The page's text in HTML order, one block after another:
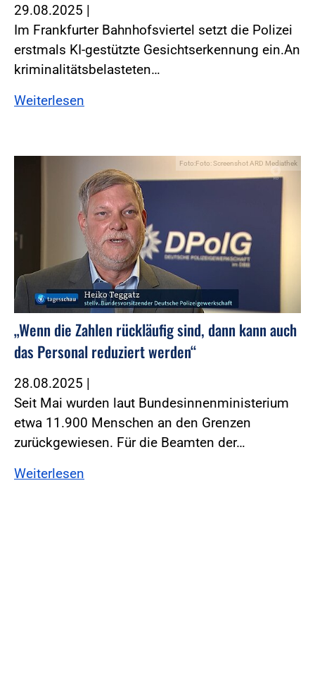
29.08.2025 |
Im Frankfurter Bahnhofsviertel setzt die Polizei
erstmals KI-gestützte Gesichtserkennung ein.An
kriminalitätsbelasteten…
Weiterlesen
Foto:Foto: Screenshot ARD Mediathek
„Wenn die Zahlen rückläufig sind, dann kann auch
das Personal reduziert werden“
28.08.2025 |
Seit Mai wurden laut Bundesinnenministerium
etwa 11.900 Menschen an den Grenzen
zurückgewiesen. Für die Beamten der…
Weiterlesen